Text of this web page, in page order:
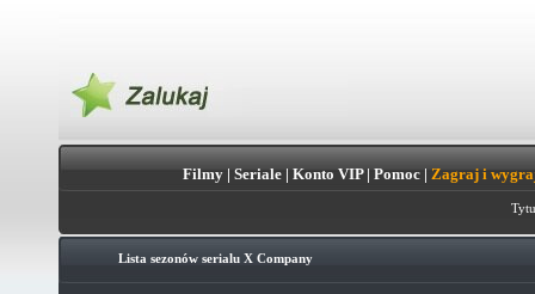
Filmy| Seriale| Konto VIP| Pomoc| Zagraj i
Lista sezonów serialu X Company